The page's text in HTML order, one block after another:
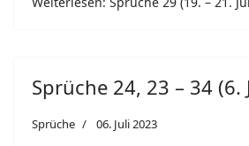
Sprüche 24, 23 – 34 (6.
Sprüche 06. Juli 2023